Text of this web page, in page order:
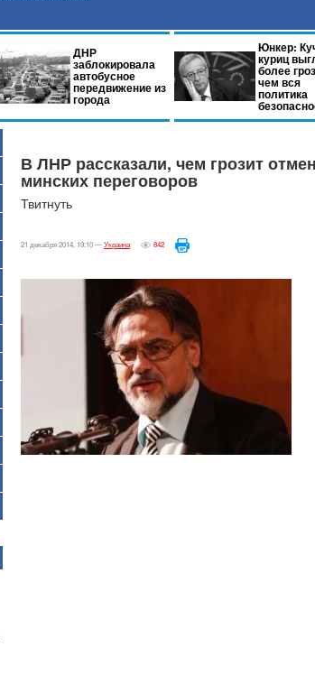
ДНР
заблокировала
автобусное
передвижение из
города
Юнкер:
куриц
более
чем вся
политика
В ЛНР рассказали, чем грозит
минских переговоров
Твитнуть
21 декабря 2014, 19:10 —Украина 842